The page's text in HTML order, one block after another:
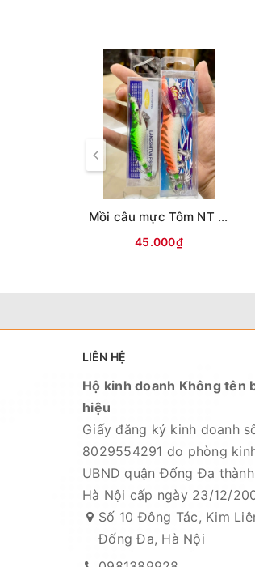
Mồi câu mực Tôm NT ( Lưng vằn )
45.000₫
LIÊN HỆ
Hộ kinh doanh Không tên
hiệu
Giấy đăng ký kinh doanh
8029554291 do phòng
UBND quận Đống Đa
Hà Nội cấp ngày 23/12/
Số 10 Đông Tác, Kim
Đống Đa, Hà Nội